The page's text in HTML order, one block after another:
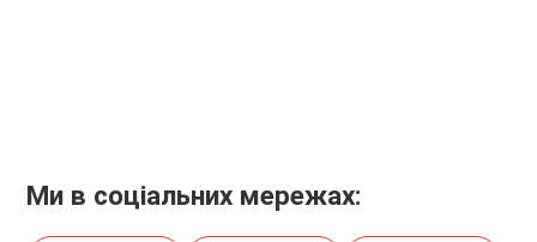
Ми в соціальних мережах: